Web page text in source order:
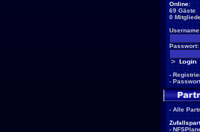
Online:
69 Gäste
0
Passwort:
-
-
- Alle
-